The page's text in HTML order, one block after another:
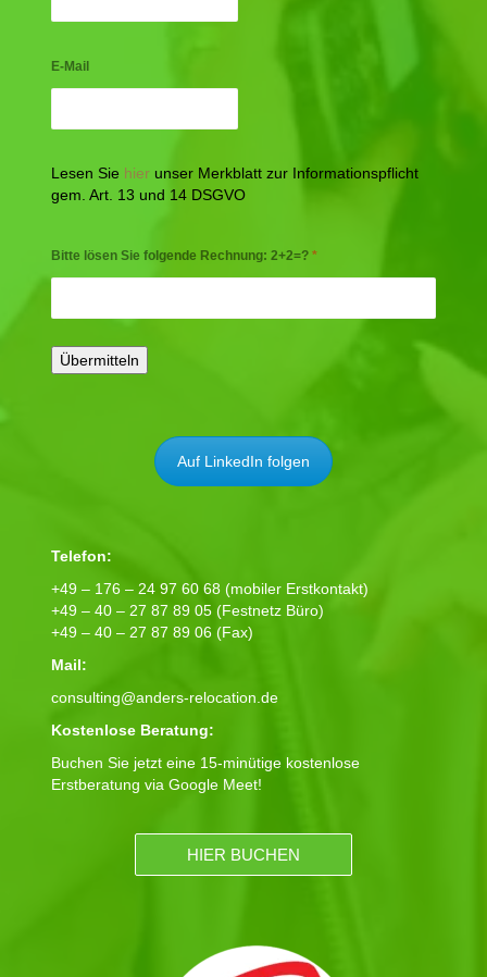
E-Mail
Lesen Sie hier unser Merkblatt zur Informationspflicht
gem. Art. 13 und 14 DSGVO
Bitte lösen Sie folgende Rechnung: 2+2=? *
Auf LinkedIn folgen
Telefon:
+49 – 176 – 24 97 60 68 (mobiler Erstkontakt)
+49 – 40 – 27 87 89 05 (Festnetz Büro)
+49 – 40 – 27 87 89 06 (Fax)
Mail:
consulting@anders-relocation.de
Kostenlose Beratung:
Buchen Sie jetzt eine 15-minütige kostenlose
Erstberatung via Google Meet!
HIER BUCHEN